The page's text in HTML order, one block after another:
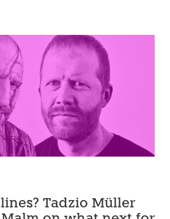
Tadzio Müller